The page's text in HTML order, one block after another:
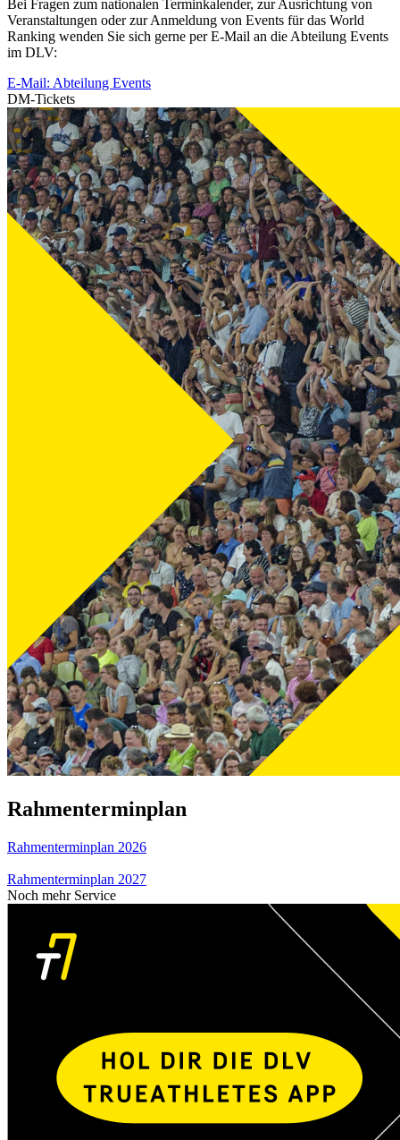
Bei Fragen zum nationalen Terminkalender, zur Ausrichtung von
Veranstaltungen oder zur Anmeldung von Events für das World
Ranking wenden Sie sich gerne per E-Mail an die Abteilung Events
im DLV:
E-Mail: Abteilung Events
DM-Tickets
Rahmenterminplan
Rahmenterminplan 2026
Rahmenterminplan 2027
Noch mehr Service